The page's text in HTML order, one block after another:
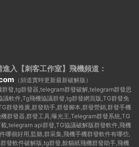
入【刺客工作室】 飛機頻道：
（頻道實時更新最新破解版）
發,tg群發器,telegram群發破解,telegram群發思
議軟件,Tg飛機協議群發,tg群發網頁版,TG群發免
群發推廣,群發助手,群發腳本,群發營銷,群發手機
群發器,群發工具,曝光王,Telegram群發系統,TG
,telegram api群發,TG協議破解版群發軟件,飛機
哪個好用,監聽,群采集,飛機手機群發軟件有哪些,
發軟件破解版,tg群發,餘貓紙飛機群發助手,飛機